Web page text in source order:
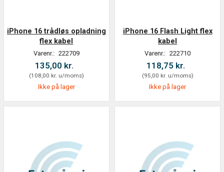
iPhone 16 trådløs opladning
flex kabel
Varenr.: 222709
135,00 kr.
(108,00 kr. u/moms)
Ikke på lager
iPhone 16 Flash Light flex
kabel
Varenr.: 222710
118,75 kr.
(95,00 kr. u/moms)
Ikke på lager